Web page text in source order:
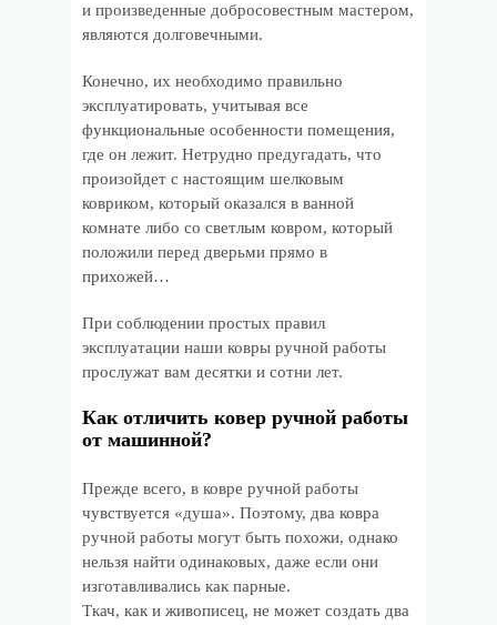
и произведенные добросовестным мастером,
являются долговечными.
Конечно, их необходимо правильно
эксплуатировать, учитывая все
функциональные особенности помещения,
где он лежит. Нетрудно предугадать, что
произойдет с настоящим шелковым
ковриком, который оказался в ванной
комнате либо со светлым ковром, который
положили перед дверьми прямо в
прихожей…
При соблюдении простых правил
эксплуатации наши ковры ручной работы
прослужат вам десятки и сотни лет.
Как отличить ковер ручной работы
от машинной?
Прежде всего, в ковре ручной работы
чувствуется «душа». Поэтому, два ковра
ручной работы могут быть похожи, однако
нельзя найти одинаковых, даже если они
изготавливались как парные.
Ткач, как и живописец, не может создать два